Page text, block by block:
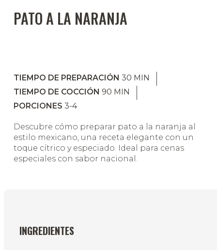
PATO A LA NARANJA
TIEMPO DE PREPARACIÓN 30 MIN
TIEMPO DE COCCIÓN 90 MIN
PORCIONES 3-4
Descubre cómo preparar pato a la naranja al
estilo mexicano, una receta elegante con un
toque cítrico y especiado. Ideal para cenas
especiales con sabor nacional.
INGREDIENTES